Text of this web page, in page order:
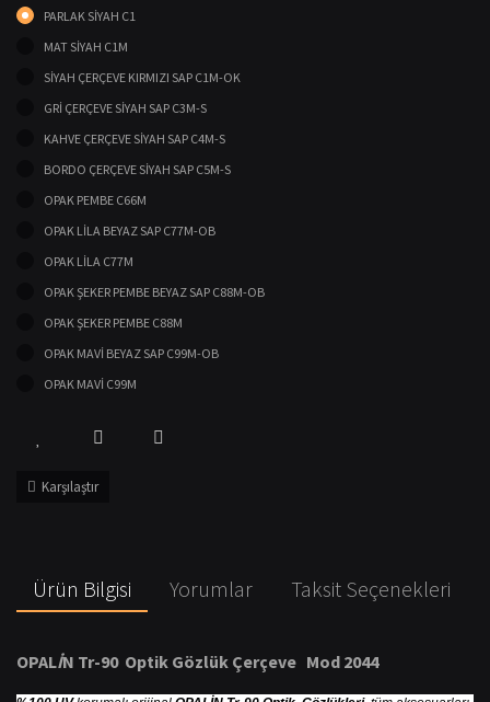
PARLAK SİYAH C1
MAT SİYAH C1M
SİYAH ÇERÇEVE KIRMIZI SAP C1M-OK
GRİ ÇERÇEVE SİYAH SAP C3M-S
KAHVE ÇERÇEVE SİYAH SAP C4M-S
BORDO ÇERÇEVE SİYAH SAP C5M-S
OPAK PEMBE C66M
OPAK LİLA BEYAZ SAP C77M-OB
OPAK LİLA C77M
OPAK ŞEKER PEMBE BEYAZ SAP C88M-OB
OPAK ŞEKER PEMBE C88M
OPAK MAVİ BEYAZ SAP C99M-OB
OPAK MAVİ C99M
Karşılaştır
Ürün Bilgisi Yorumlar Taksit Seçenekleri
OPALİN Tr-90 Optik Gözlük Çerçeve Mod 2044